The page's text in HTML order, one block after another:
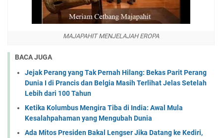
MAJAPAHIT MENJELAJAH EROPA
BACA JUGA
Jejak Perang yang Tak Pernah Hilang: Bekas Parit Perang
Dunia I di Prancis dan Belgia Masih Terlihat Jelas Setelah
Lebih dari 100 Tahun
Ketika Kolumbus Mengira Tiba di India: Awal Mula
Kesalahpahaman yang Mengubah Dunia
Ada Mitos Presiden Bakal Lengser Jika Datang ke Kediri,